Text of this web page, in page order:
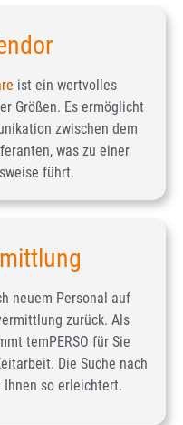
ist ein wertvolles
Größen. Es ermöglicht
zwischen dem
was zu einer
führt.
neuem Personal auf
zurück. Als
temPERSO für Sie
Die Suche nach
Ihnen so erleichtert.